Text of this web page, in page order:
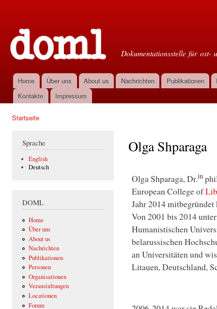
Dokumentationsstelle für ost-
Hauptmenü
Home Über uns About us Nachrichten Publikationen
Kontakte
Impressum
Startseite
Sprache
English
Deutsch
DOML
Home
Über uns
About us
Nachrichten
Publikationen
Personen
Organisationen
Veranstaltungen
Locationen
Forum
Olga Shparaga
Olga Shparaga, Dr.in
European College of
Jahr 2014
Von 2001 bis 2014
Humanistischen
belarussischen
an Universitäten und
Litauen, Deutschland,